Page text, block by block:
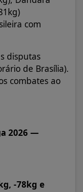
com
disputas
de Brasília).
combates ao
2026 —
-78kg e